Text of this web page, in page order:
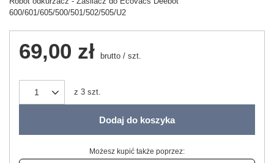
600/601/605/500/501/502/505/U2
69,00 zł brutto / szt.
z 3 szt.
Dodaj do koszyka
Możesz kupić także poprzez: